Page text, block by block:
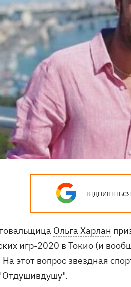
ПІДПИШІТЬСЯ
Ольга Харлан
игр-2020 в Токио (и
этот вопрос звездная